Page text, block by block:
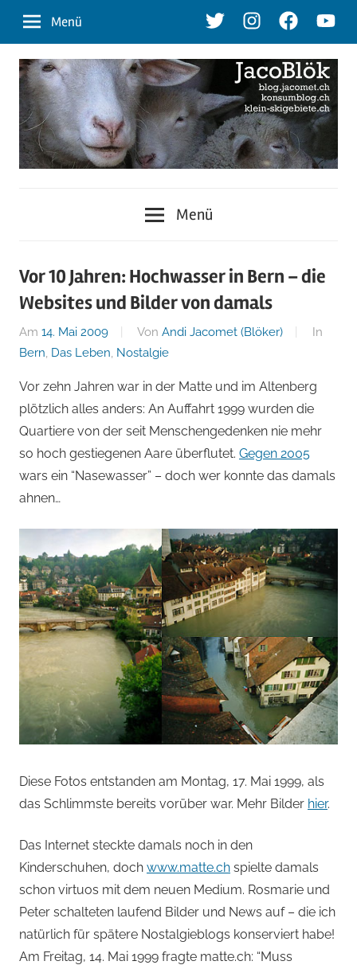
Inhalt
TwitterInstagramFacebook
Menü
der
Blog
von
Andi
Jacomet
klein-
skigebiete.ch
Menü
Vor 10 Jahren: Hochwasser in Bern – die
Websites und Bilder von damals
Am 14. Mai 2009 Von Andi Jacomet (Blöker)
In
Bern, Das Leben, Nostalgie
Vor zehn Jahren war in der Matte und im Altenberg
plötzlich alles anders: An Auffahrt 1999 wurden die
Quartiere von der seit Menschengedenken nie mehr
so hoch gestiegenen Aare überflutet. Gegen 2005
wars ein “Nasewasser” – doch wer konnte das damals
ahnen…
Diese Fotos entstanden am Montag, 17. Mai 1999, als
das Schlimmste bereits vorüber war. Mehr Bilder hier.
Das Internet steckte damals noch in den
Kinderschuhen, doch www.matte.ch spielte damals
schon virtuos mit dem neuen Medium. Rosmarie und
Peter schalteten laufend Bilder und News auf – die ich
natürlich für spätere Nostalgieblogs konserviert habe!
Am Freitag, 14. Mai 1999 fragte matte.ch: “Muss